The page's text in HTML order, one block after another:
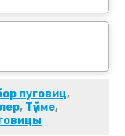
пуговиц,
, Түйме,